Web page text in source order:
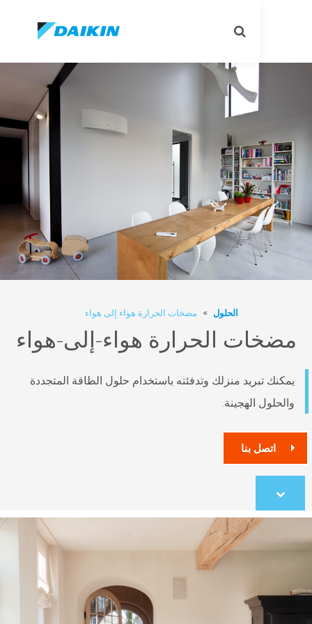
مضخات الحرارة هواء إلى هواء
الحرارة هواء-إلى-هواء
منزلك وتدفئته باستخدام حلول الطاقة المتجددة
بنا